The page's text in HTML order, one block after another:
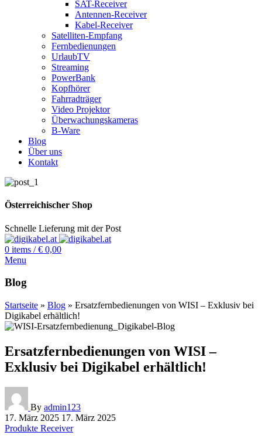
SAT-Receiver
Antennen-Receiver
Kabel-Receiver
Satelliten-Empfang
Fernbedienungen
UrlaubTV
Streaming
PowerBank
Kopfhörer
Fahrradträger
Video Projektor
Überwachungskameras
B-Ware
Blog
Über uns
Kontakt
Österreichischer Shop
Schnelle Lieferung mit der Post
0 items / € 0,00
Menu
Blog
Startseite » Blog » Ersatzfernbedienungen von WISI – Exklusiv bei
Digikabel erhältlich!
Ersatzfernbedienungen von WISI –
Exklusiv bei Digikabel erhältlich!
By admin123
17. März 2025 17. März 2025
Produkte Receiver